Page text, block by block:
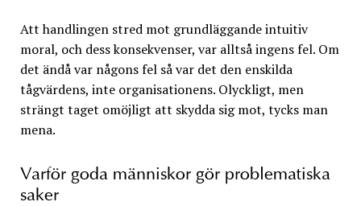
Att handlingen stred mot grundläggande intuitiv
moral, och dess konsekvenser, var alltså ingens fel. Om
det ändå var någons fel så var det den enskilda
tågvärdens, inte organisationens. Olyckligt, men
strängt taget omöjligt att skydda sig mot, tycks man
mena.
Varför goda människor gör problematiska
saker